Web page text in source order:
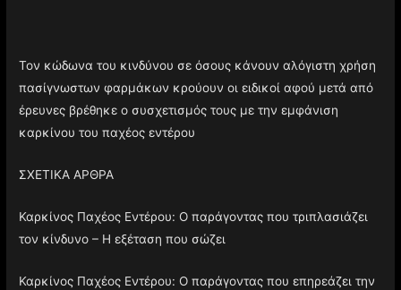
Τον κώδωνα του κινδύνου σε όσους κάνουν αλόγιστη χρήση
πασίγνωστων φαρμάκων κρούουν οι ειδικοί αφού μετά από
έρευνες βρέθηκε ο συσχετισμός τους με την εμφάνιση
καρκίνου του παχέος εντέρου
ΣΧΕΤΙΚΑ ΑΡΘΡΑ
Καρκίνος Παχέος Εντέρου: Ο παράγοντας που τριπλασιάζει
τον κίνδυνο – Η εξέταση που σώζει
Καρκίνος Παχέος Εντέρου: Ο παράγοντας που επηρεάζει την